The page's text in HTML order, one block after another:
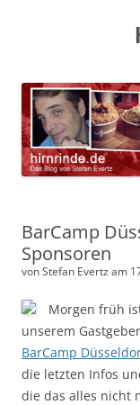
BarCamp
Sponsoren
von Stefan Evertz am
Morgen früh
unserem
BarCamp
die letzten Infos
die das alles nicht